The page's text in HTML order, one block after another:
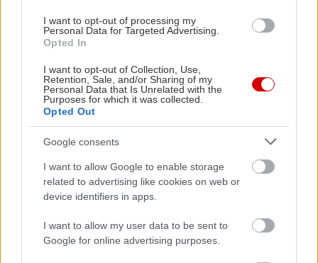
I want to opt-out of processing my
Personal Data for Targeted Advertising.
Opted In
I want to opt-out of Collection, Use,
Retention, Sale, and/or Sharing of my
Personal Data that Is Unrelated with the
Purposes for which it was collected.
Opted Out
Google consents
I want to allow Google to enable storage
related to advertising like cookies on web or
device identifiers in apps.
I want to allow my user data to be sent to
Google for online advertising purposes.